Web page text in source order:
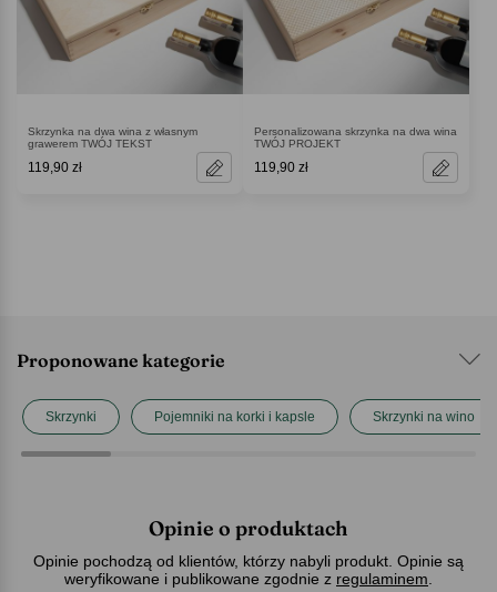
Skrzynka na dwa wina z własnym
grawerem TWÓJ TEKST
119,90 zł
Personalizowana skrzynka na dwa wina
TWÓJ PROJEKT
119,90 zł
Proponowane kategorie
Skrzynki Pojemniki na korki i kapsle Skrzynki na wino
Opinie o produktach
Opinie pochodzą od klientów, którzy nabyli produkt. Opinie są
weryfikowane i publikowane zgodnie z regulaminem